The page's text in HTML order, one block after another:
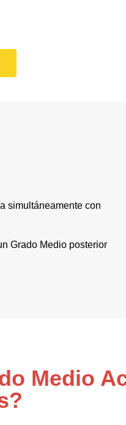
simultáneamente con
Grado Medio posterior
Medio